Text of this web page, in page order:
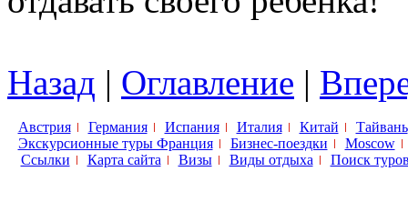
Назад | Оглавление |
Австрия Германия Испания Италия Китай
Тайвань
Экскурсионные туры Франция
Бизнес-поездки
Moscow
Ссылки
Карта сайта Визы Виды отдыха Поиск